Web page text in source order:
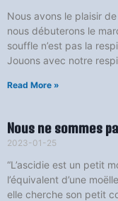
Nous avons le plaisir
nous débuterons le
souffle n’est pas la
Jouons avec notre
Read More »
Nous ne sommes
2023-01-25
“L’ascidie est un petit
l’équivalent d’une
elle cherche son petit